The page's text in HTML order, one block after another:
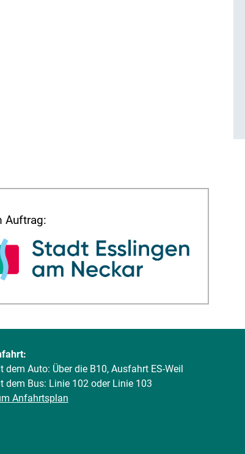
Auftrag:
dem Auto: Über die B10, Ausfahrt ES-Weil
dem Bus: Linie 102 oder Linie 103
Anfahrtsplan